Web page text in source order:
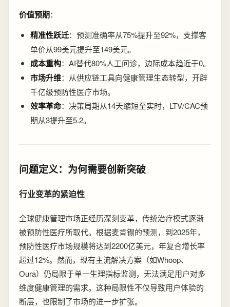
价值预期：
精准性跃迁：预测准确率从75%提升至92%，支撑客
单价从99美元提升至149美元。
成本重构：AI替代80%人工问诊，边际成本趋近于0。
市场升维：从供应链工具向健康管理生态转型，开辟
千亿级预防性医疗市场。
效率革命：决策周期从14天缩短至实时，LTV/CAC预
期从3提升至5.2。
问题定义：为何需要创新突破
行业变革的紧迫性
全球健康管理市场正经历深刻变革，传统治疗模式逐渐
被预防性医疗所取代。根据麦肯锡的预测，到2025年，
预防性医疗市场规模将达到2200亿美元，年复合增长率
超过12%。然而，现有主流解决方案（如Whoop、
Oura）仍局限于单一生理指标监测，无法满足用户对多
维度健康管理的需求。这种局限性不仅导致用户体验的
断层，也限制了市场的进一步扩张。